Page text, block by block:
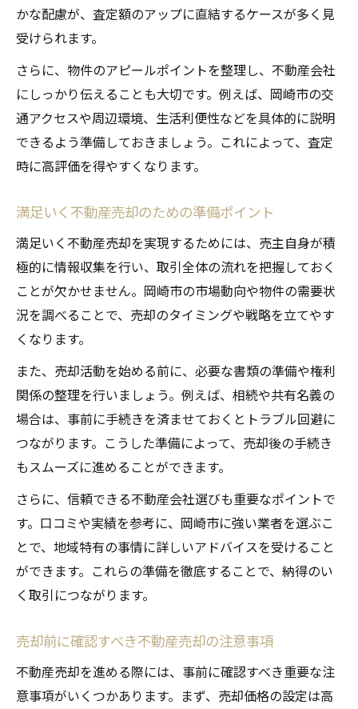
かな配慮が、査定額のアップに直結するケースが多く見
受けられます。
さらに、物件のアピールポイントを整理し、不動産会社
にしっかり伝えることも大切です。例えば、岡崎市の交
通アクセスや周辺環境、生活利便性などを具体的に説明
できるよう準備しておきましょう。これによって、査定
時に高評価を得やすくなります。
満足いく不動産売却のための準備ポイント
満足いく不動産売却を実現するためには、売主自身が積
極的に情報収集を行い、取引全体の流れを把握しておく
ことが欠かせません。岡崎市の市場動向や物件の需要状
況を調べることで、売却のタイミングや戦略を立てやす
くなります。
また、売却活動を始める前に、必要な書類の準備や権利
関係の整理を行いましょう。例えば、相続や共有名義の
場合は、事前に手続きを済ませておくとトラブル回避に
つながります。こうした準備によって、売却後の手続き
もスムーズに進めることができます。
さらに、信頼できる不動産会社選びも重要なポイントで
す。口コミや実績を参考に、岡崎市に強い業者を選ぶこ
とで、地域特有の事情に詳しいアドバイスを受けること
ができます。これらの準備を徹底することで、納得のい
く取引につながります。
売却前に確認すべき不動産売却の注意事項
不動産売却を進める際には、事前に確認すべき重要な注
意事項がいくつかあります。まず、売却価格の設定は高